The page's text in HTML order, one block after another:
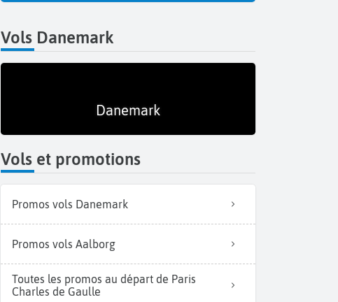
Vols Danemark
Danemark
Vols et promotions
Promos vols Danemark
Promos vols Aalborg
Toutes les promos au départ de Paris
Charles de Gaulle